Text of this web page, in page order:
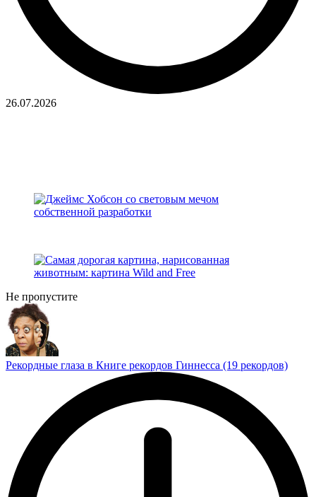
26.07.2026
Не пропустите
Рекордные глаза в Книге рекордов Гиннесса (19 рекордов)